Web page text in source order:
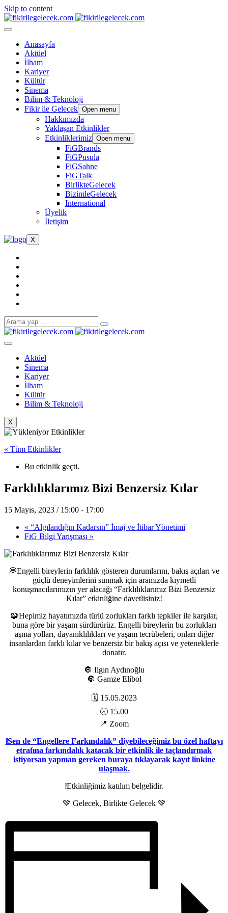
Skip to content
Anasayfa
Aktüel
İlham
Kariyer
Kültür
Sinema
Bilim & Teknoloji
Fikir ile Gelecek Open menu
Hakkımızda
Yaklaşan Etkinlikler
Etkinliklerimiz Open menu
FiGBrands
FiGPusula
FiGSahne
FiGTalk
BirlikteGelecek
BizimleGelecek
International
Üyelik
İletişim
X
Aktüel
Sinema
Kariyer
İlham
Kültür
Bilim & Teknoloji
X
« Tüm Etkinlikler
Bu etkinlik geçti.
Farklılıklarımız Bizi Benzersiz Kılar
15 Mayıs, 2023 / 15:00 - 17:00
« “Algılandığın Kadarsın” İmaj ve İtibar Yönetimi
FiG Bilgi Yarışması »
💭Engelli bireylerin farklılık gösteren durumlarını, bakış açıları ve
güçlü deneyimlerini sunmak için aramızda kıymetli
konuşmacılarımızın yer alacağı “Farklılıklarımız Bizi Benzersiz
Kılar” etkinliğine davetlisiniz!
🧩Hepimiz hayatımızda türlü zorlukları farklı tepkiler ile karşılar,
buna göre bir yaşam sürdürürüz. Engelli bireylerin bu zorlukları
aşma yolları, dayanıklılıkları ve yaşam tecrübeleri, onları diğer
insanlardan farklı kılar ve benzersiz bir bakış açısı ve yeteneklerle
donatır.
🔘 Ilgın Aydınoğlu
🔘 Gamze Elibol
🗓 15.05.2023
🕣 15.00
📍 Zoom
❕Sen de “Engellere Farkındalık” diyebileceğimiz bu özel haftayı
etrafına farkındalık katacak bir etkinlik ile taçlandırmak
istiyorsan yapman gereken buraya tıklayarak kayıt linkine
ulaşmak.
❕Etkinliğimiz katılım belgelidir.
💚 Gelecek, Birlikte Gelecek 💚